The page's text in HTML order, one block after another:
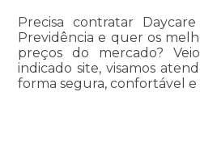
Precisa contratar
Previdência e quer os
preços do mercado?
indicado site, visamos
forma segura, confortável